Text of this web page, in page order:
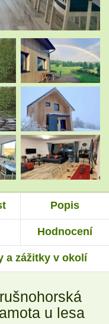
Popis
Hodnocení
a zážitky v okolí
u lesa